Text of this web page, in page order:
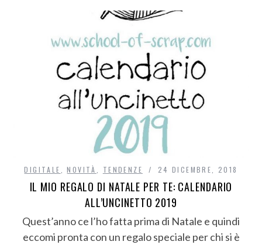
DIGITALE ,NOVITÀ TENDENZE 24 DICEMBRE, 2018
IL MIO REGALO DI NATALE PER TE: CALENDARIO
ALL’UNCINETTO 2019
Quest’anno ce l’ho fatta prima di Natale e quindi
eccomi pronta con un regalo speciale per chi si è